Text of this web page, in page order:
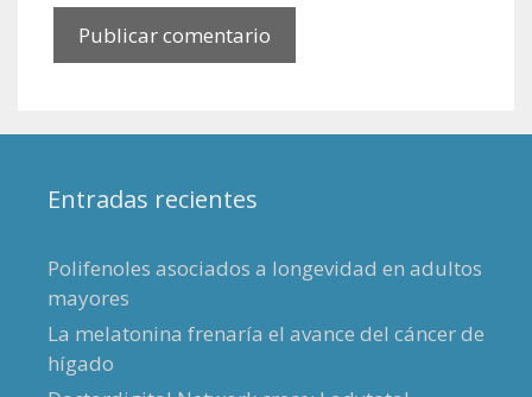
Entradas recientes
Polifenoles asociados a longevidad en adultos
mayores
La melatonina frenaría el avance del cáncer de
hígado